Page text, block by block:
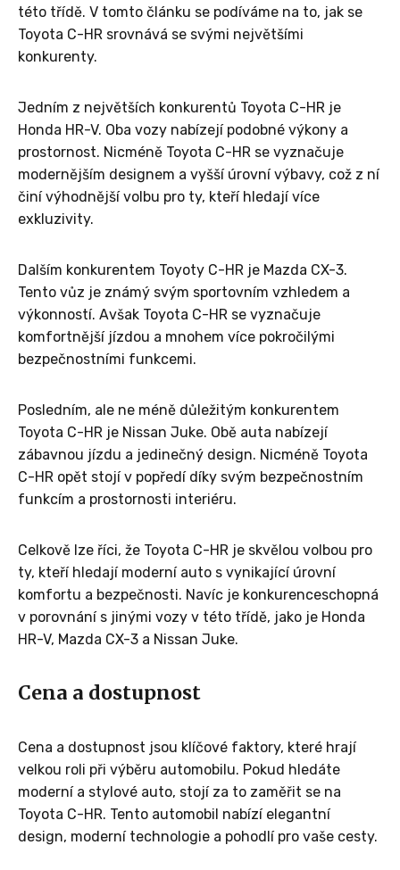
této třídě. V tomto článku se podíváme na to, jak se
Toyota C-HR srovnává se svými největšími
konkurenty.
Jedním z největších konkurentů Toyota C-HR je
Honda HR-V. Oba vozy nabízejí podobné výkony a
prostornost. Nicméně Toyota C-HR se vyznačuje
modernějším designem a vyšší úrovní výbavy, což z ní
činí výhodnější volbu pro ty, kteří hledají více
exkluzivity.
Dalším konkurentem Toyoty C-HR je Mazda CX-3.
Tento vůz je známý svým sportovním vzhledem a
výkonností. Avšak Toyota C-HR se vyznačuje
komfortnější jízdou a mnohem více pokročilými
bezpečnostními funkcemi.
Posledním, ale ne méně důležitým konkurentem
Toyota C-HR je Nissan Juke. Obě auta nabízejí
zábavnou jízdu a jedinečný design. Nicméně Toyota
C-HR opět stojí v popředí díky svým bezpečnostním
funkcím a prostornosti interiéru.
Celkově lze říci, že Toyota C-HR je skvělou volbou pro
ty, kteří hledají moderní auto s vynikající úrovní
komfortu a bezpečnosti. Navíc je konkurenceschopná
v porovnání s jinými vozy v této třídě, jako je Honda
HR-V, Mazda CX-3 a Nissan Juke.
Cena a dostupnost
Cena a dostupnost jsou klíčové faktory, které hrají
velkou roli při výběru automobilu. Pokud hledáte
moderní a stylové auto, stojí za to zaměřit se na
Toyota C-HR. Tento automobil nabízí elegantní
design, moderní technologie a pohodlí pro vaše cesty.